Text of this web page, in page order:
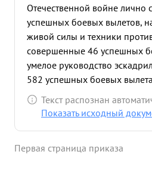
Отечественной войне лично
успешных боевых вылетов,
живой силы и техники
совершенные 46 успешных
умелое руководство
582 успешных боевых
награжден орденом Красное
Отечественной войны 1-й
майор Королев лично
Текст распознан
Показать исходный
Первая страница приказа